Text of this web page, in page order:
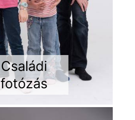
Családi
fotózás